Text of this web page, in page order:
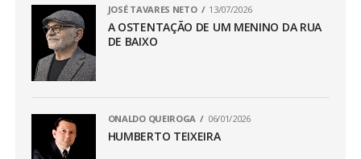
JOSÉ TAVARES NETO 13/07/2026
A OSTENTAÇÃO DE UM MENINO DA RUA
DE BAIXO
ONALDO QUEIROGA 06/01/2026
HUMBERTO TEIXEIRA